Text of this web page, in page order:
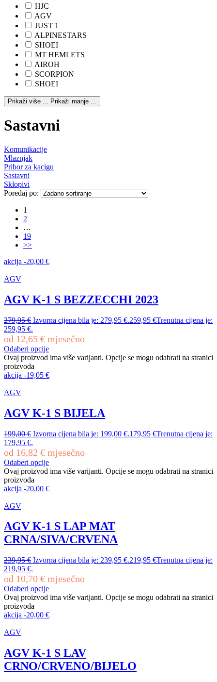
HJC
AGV
JUST 1
ALPINESTARS
SHOEI
MT HEMLETS
AIROH
SCORPION
SHOEI
Prikaži više ... Prikaži manje ...
Sastavni
Komunikacije
Mlaznjak
Pribor za kacigu
Sastavni
Sklopivi
Poredaj po:
1
2
…
19
>>
akcija -20,00 €
AGV
AGV K-1 S BEZZECCHI 2023
279,95€ Izvorna cijena bila je: 279,95 €.259,95 €Trenutna cijena je:
259,95 €.
od 12,65 € mjesečno
Odaberi opcije
Ovaj proizvod ima više varijanti. Opcije se mogu odabrati na stranici
proizvoda
akcija -19,05 €
AGV
AGV K-1 S BIJELA
199,00€ Izvorna cijena bila je: 199,00 €.179,95 €Trenutna cijena je:
179,95 €.
od 16,82 € mjesečno
Odaberi opcije
Ovaj proizvod ima više varijanti. Opcije se mogu odabrati na stranici
proizvoda
akcija -20,00 €
AGV
AGV K-1 S LAP MAT
CRNA/SIVA/CRVENA
239,95€ Izvorna cijena bila je: 239,95 €.219,95 €Trenutna cijena je:
219,95 €.
od 10,70 € mjesečno
Odaberi opcije
Ovaj proizvod ima više varijanti. Opcije se mogu odabrati na stranici
proizvoda
akcija -20,00 €
AGV
AGV K-1 S LAV
CRNO/CRVENO/BIJELO